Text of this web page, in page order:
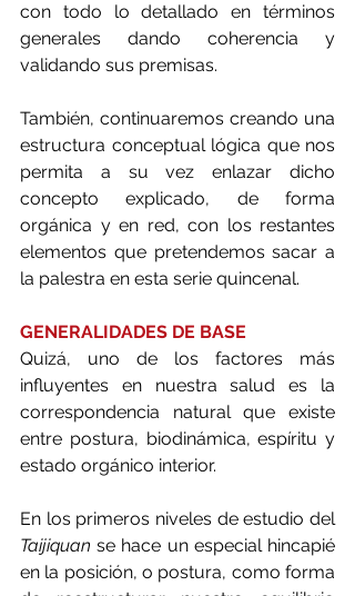
con todo lo detallado en términos
generales dando coherencia y
validando sus premisas.
También, continuaremos creando una
estructura conceptual lógica que nos
permita a su vez enlazar dicho
concepto explicado, de forma
orgánica y en red, con los restantes
elementos que pretendemos sacar a
la palestra en esta serie quincenal.
GENERALIDADES DE BASE
Quizá, uno de los factores más
influyentes en nuestra salud es la
correspondencia natural que existe
entre postura, biodinámica, espíritu y
estado orgánico interior.
En los primeros niveles de estudio del
Taijiquan se hace un especial hincapié
en la posición, o postura, como forma